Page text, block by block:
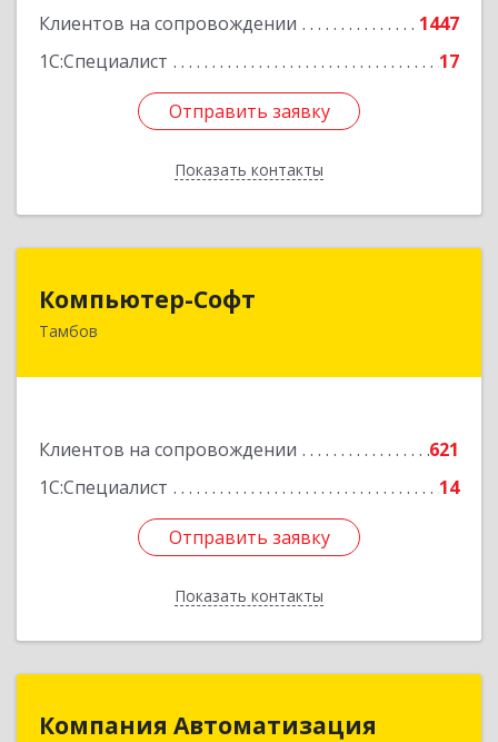
Клиентов на сопровождении
1447
1С:Специалист
17
Отправить заявку
Показать контакты
Отправить заявку
Назад
Компьютер-Софт
Тамбов
Клиентов на сопровождении
621
1С:Специалист
14
Отправить заявку
Показать контакты
392000, Тамбовская обл, Тамбов г, Советская
Отправить заявку
Назад
Компания Автоматизация